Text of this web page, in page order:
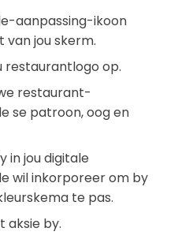
aanpassing-ikoon
jou skerm.
restaurantlogo op.
restaurant-
se patroon, oog en
in jou digitale
wil inkorporeer om by
te pas.
aksie by.